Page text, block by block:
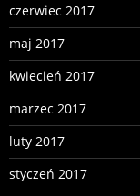
czerwiec 2017
maj 2017
kwiecień 2017
marzec 2017
luty 2017
styczeń 2017